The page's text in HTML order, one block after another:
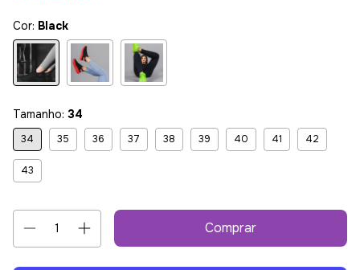
Cor: Black
Tamanho: 34
34 35 36 37 38 39 40 41 42
43